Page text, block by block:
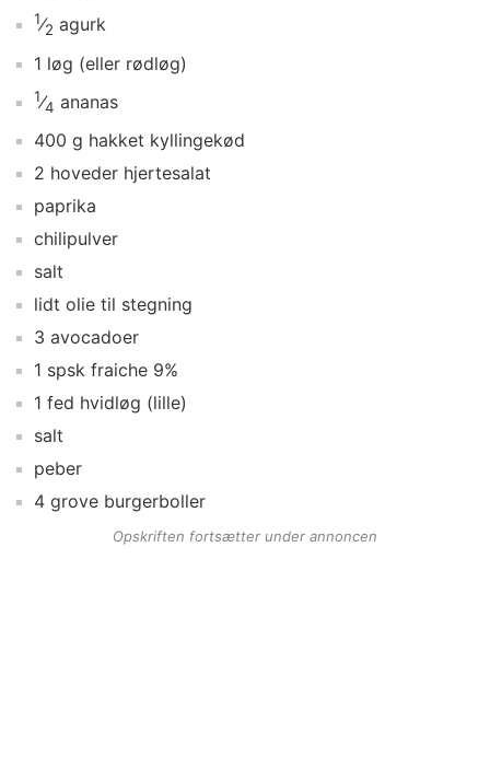
1⁄2 agurk
1 løg (eller rødløg)
1⁄4 ananas
400 g hakket kyllingekød
2 hoveder hjertesalat
paprika
chilipulver
salt
lidt olie til stegning
3 avocadoer
1 spsk fraiche 9%
1 fed hvidløg (lille)
salt
peber
4 grove burgerboller
Opskriften fortsætter under annoncen